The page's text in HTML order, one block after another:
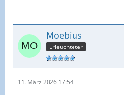
Moebius
Erleuchteter
11. März 2026 17:54